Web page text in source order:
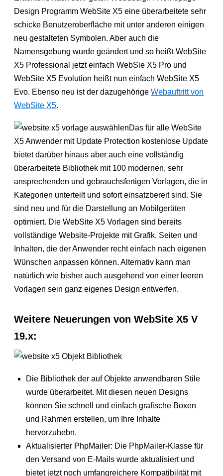
Design Programm WebSite X5 eine überarbeitete sehr
schicke Benutzeroberfläche mit unter anderen einigen
neu gestalteten Symbolen. Aber auch die
Namensgebung wurde geändert und so heißt WebSite
X5 Professional jetzt einfach WebSie X5 Pro und
WebSite X5 Evolution heißt nun einfach WebSite X5
Evo. Ebenso neu ist der dazugehörigeWebauftritt von
WebSite X5.
Das für alle WebSite
X5 Anwender mit Update Protection kostenlose Update
bietet darüber hinaus aber auch eine vollständig
überarbeitete Bibliothek mit 100 modernen, sehr
ansprechenden und gebrauchsfertigen Vorlagen, die in
Kategorien unterteilt und sofort einsatzbereit sind. Sie
sind neu und für die Darstellung an Mobilgeräten
optimiert. Die WebSite X5 Vorlagen sind bereits
vollständige Website-Projekte mit Grafik, Seiten und
Inhalten, die der Anwender recht einfach nach eigenen
Wünschen anpassen können. Alternativ kann man
natürlich wie bisher auch ausgehend von einer leeren
Vorlagen sein ganz eigenes Design entwerfen.
Weitere Neuerungen von WebSite X5 V
19.x:
Die Bibliothek der auf Objekte anwendbaren Stile
wurde überarbeitet. Mit diesen neuen Designs
können Sie schnell und einfach grafische Boxen
und Rahmen erstellen, um Ihre Inhalte
hervorzuhebn.
Aktualisierter PhpMailer: Die PhpMailer-Klasse für
den Versand von E-Mails wurde aktualisiert und
bietet jetzt noch umfangreichere Kompatibilität mit